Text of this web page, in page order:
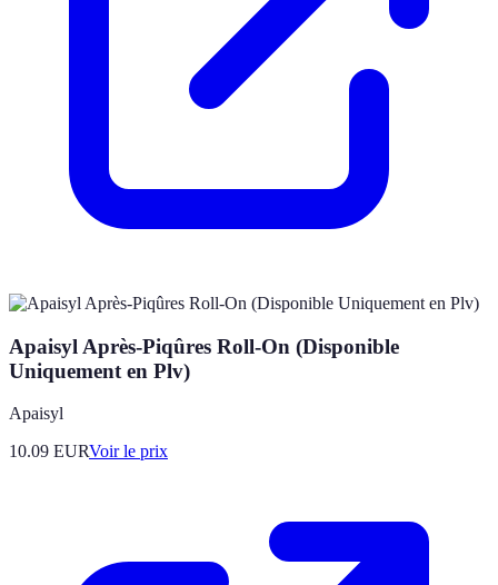
Apaisyl Après-Piqûres Roll-On (Disponible
Uniquement en Plv)
Apaisyl
10.09 EURVoir le prix